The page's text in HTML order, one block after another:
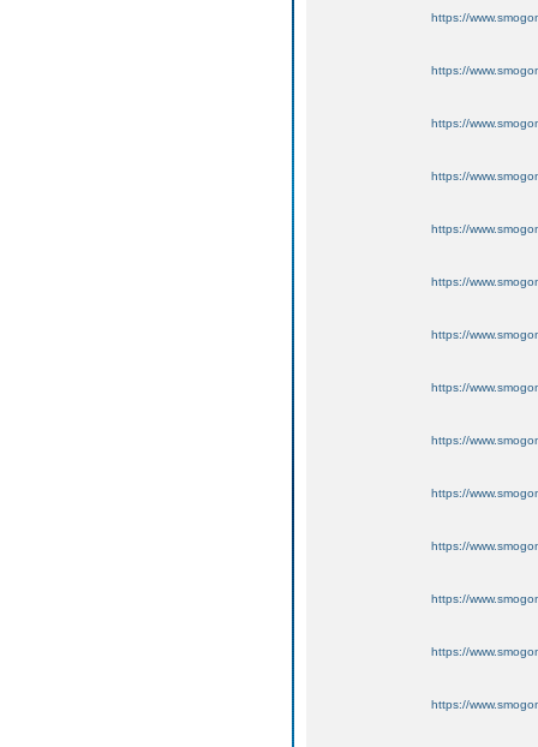
https://
https://
https://
https://
https://
https://
https://
https://
https://
https://
https://
https://
https://
https://